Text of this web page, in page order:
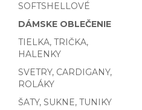
SOFTSHELLOVÉ
DÁMSKE OBLEČENIE
TIELKA, TRIČKA,
HALENKY
SVETRY, CARDIGANY,
ROLÁKY
ŠATY, SUKNE, TUNIKY